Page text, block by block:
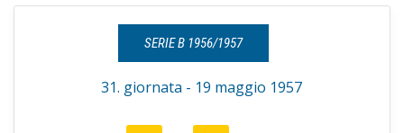
SERIE B 1956/1957
31. giornata - 19 maggio 1957